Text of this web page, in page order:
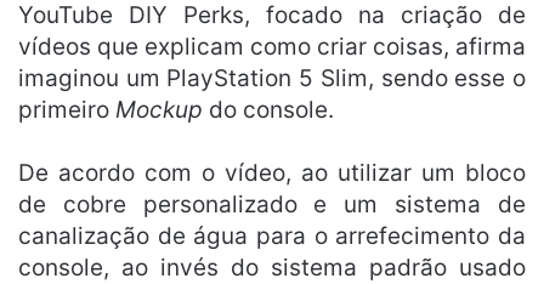
YouTube DIY Perks, focado na criação de
vídeos que explicam como criar coisas, afirma
imaginou um PlayStation 5 Slim, sendo esse o
primeiro Mockup do console.
De acordo com o vídeo, ao utilizar um bloco
de cobre personalizado e um sistema de
canalização de água para o arrefecimento da
console, ao invés do sistema padrão usado